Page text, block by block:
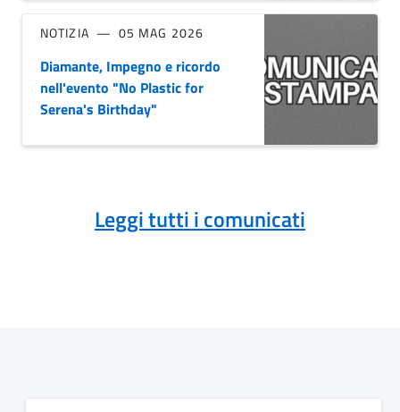
NOTIZIA 05 MAG 2026
Diamante, Impegno e ricordo
nell'evento "No Plastic for
Serena's Birthday"
Leggi tutti i comunicati